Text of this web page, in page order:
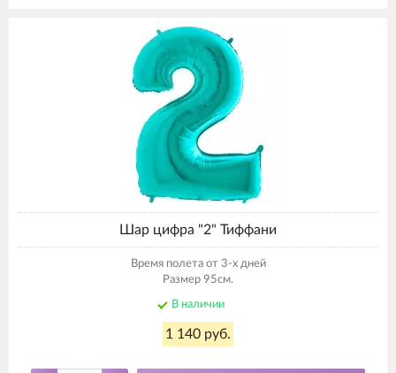
Шар цифра "2" Тиффани
Время полета от 3-х дней
Размер 95см.
В наличии
1 140 руб.